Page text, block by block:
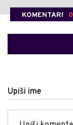
KOMENTARI 0
Upiši ime